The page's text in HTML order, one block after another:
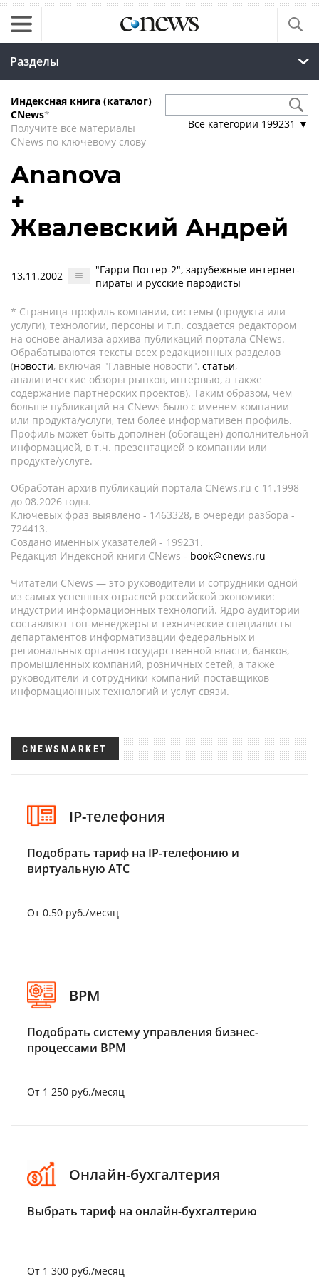
Разделы
Индексная книга (каталог)
CNews*
Получите все материалы
CNews по ключевому слову
Все категории 199231 ▼
Ananova
+
Жвалевский Андрей
13.11.2002
"Гарри Поттер-2", зарубежные интернет-
пираты и русские пародисты
* Страница-профиль компании, системы (продукта или
услуги), технологии, персоны и т.п. создается редактором
на основе анализа архива публикаций портала CNews.
Обрабатываются тексты всех редакционных разделов
(новости, включая "Главные новости", статьи,
аналитические обзоры рынков, интервью, а также
содержание партнёрских проектов). Таким образом, чем
больше публикаций на CNews было с именем компании
или продукта/услуги, тем более информативен профиль.
Профиль может быть дополнен (обогащен) дополнительной
информацией, в т.ч. презентацией о компании или
продукте/услуге.
Обработан архив публикаций портала CNews.ru c 11.1998
до 08.2026 годы.
Ключевых фраз выявлено - 1463328, в очереди разбора -
724413.
Создано именных указателей - 199231.
Редакция Индексной книги CNews - book@cnews.ru
Читатели CNews — это руководители и сотрудники одной
из самых успешных отраслей российской экономики:
индустрии информационных технологий. Ядро аудитории
составляют топ-менеджеры и технические специалисты
департаментов информатизации федеральных и
региональных органов государственной власти, банков,
промышленных компаний, розничных сетей, а также
руководители и сотрудники компаний-поставщиков
информационных технологий и услуг связи.
CNEWSMARKET
IP-телефония
Подобрать тариф на IP-телефонию и
виртуальную АТС
От 0.50 руб./месяц
BPM
Подобрать систему управления бизнес-
процессами BPM
От 1 250 руб./месяц
Онлайн-бухгалтерия
Выбрать тариф на онлайн-бухгалтерию
От 1 300 руб./месяц